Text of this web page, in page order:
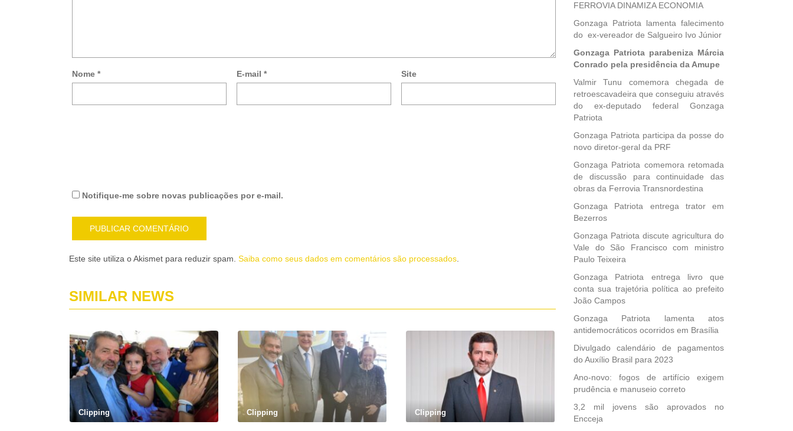
Nome * E-mail *
Site
Notifique-
sobre
novos
comentários
mail.
Notifique-me sobre novas publicações por e-mail.
Este site utiliza o Akismet para reduzir spam. Saiba como seus dados em comentários são processados
SIMILAR NEWS
Clipping Clipping Clipping
FERROVIA DINAMIZA ECONOMIA
Gonzaga Patriota lamenta falecimento
do ex-vereador de Salgueiro Ivo Júnior
Gonzaga Patriota parabeniza Márcia
Conrado pela presidência da Amupe
Valmir Tunu comemora chegada de
retroescavadeira que conseguiu através
do ex-deputado federal Gonzaga
Patriota
Gonzaga Patriota participa da posse do
novo diretor-geral da PRF
Gonzaga Patriota comemora retomada
de discussão para continuidade das
obras da Ferrovia Transnordestina
Gonzaga Patriota entrega trator em
Bezerros
Gonzaga Patriota discute agricultura do
Vale do São Francisco com ministro
Paulo Teixeira
Gonzaga Patriota entrega livro que
conta sua trajetória política ao prefeito
João Campos
Gonzaga Patriota lamenta atos
antidemocráticos ocorridos em Brasília
Divulgado calendário de pagamentos
do Auxílio Brasil para 2023
Ano-novo: fogos de artifício exigem
prudência e manuseio correto
3,2 mil jovens são aprovados no
Encceja